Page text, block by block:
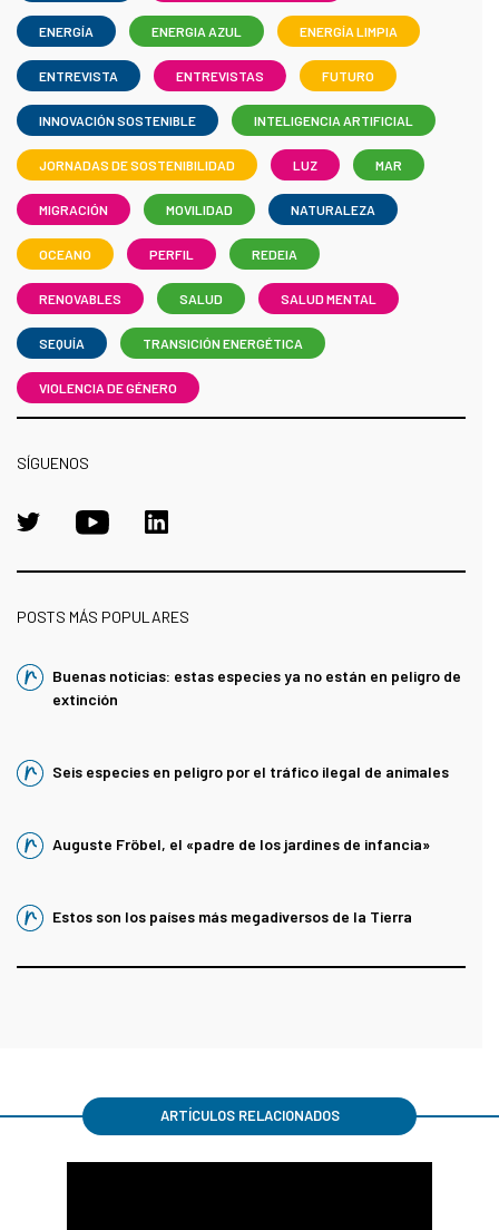
ENERGÍA ENERGIA AZUL ENERGÍA LIMPIA
ENTREVISTA ENTREVISTAS FUTURO
INNOVACIÓN SOSTENIBLE INTELIGENCIA ARTIFICIAL
JORNADAS DE SOSTENIBILIDAD LUZ MAR
MIGRACIÓN MOVILIDAD NATURALEZA
OCEANO PERFIL REDEIA
RENOVABLES SALUD SALUD MENTAL
SEQUÍA TRANSICIÓN ENERGÉTICA
VIOLENCIA DE GÉNERO
SÍGUENOS
POSTS MÁS POPULARES
Buenas noticias: estas especies ya no están en peligro de
extinción
Seis especies en peligro por el tráfico ilegal de animales
Auguste Fröbel, el «padre de los jardines de infancia»
Estos son los países más megadiversos de la Tierra
ARTÍCULOS RELACIONADOS